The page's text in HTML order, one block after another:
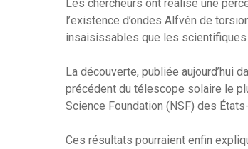
Les chercheurs ont réalisé une
l’existence d’ondes Alfvén de
insaisissables que les scientifiques
La découverte, publiée aujourd’hui
précédent du télescope solaire le
Science Foundation (NSF) des
Ces résultats pourraient enfin